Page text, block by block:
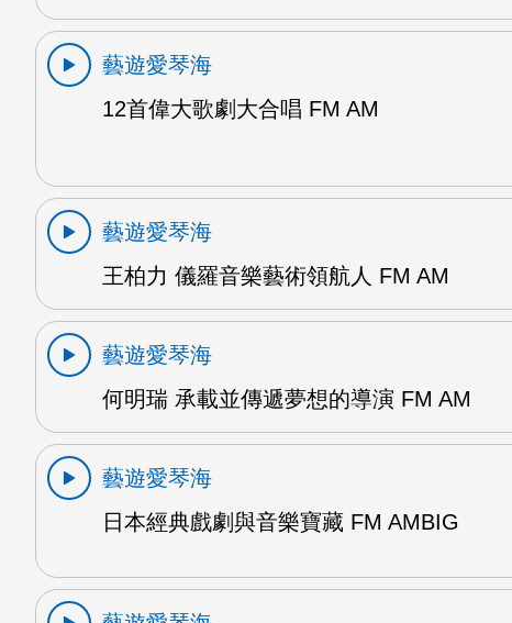
藝遊愛琴海
12首偉大歌劇大合唱 FM AM
藝遊愛琴海
王柏力 儀羅音樂藝術領航人 FM AM
藝遊愛琴海
何明瑞 承載並傳遞夢想的導演 FM AM
藝遊愛琴海
日本經典戲劇與音樂寶藏 FM AMBIG